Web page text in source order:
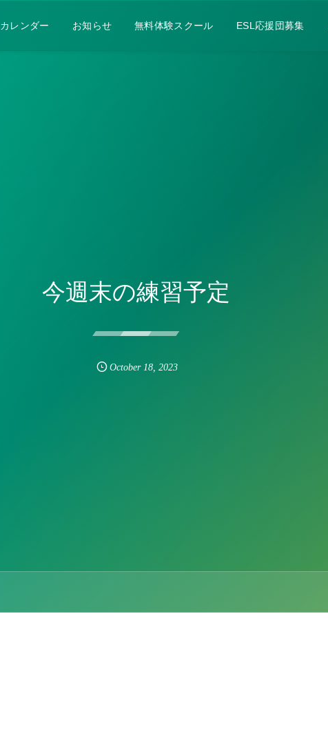
カレンダー お知らせ 無料体験スクール ESL応援団募集
今週末の練習予定
October 18 ,2023